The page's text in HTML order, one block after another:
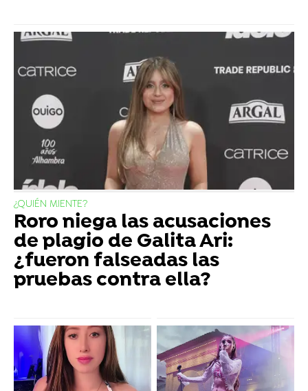
¿QUIÉN MIENTE?
Roro niega las acusaciones
de plagio de Galita Ari:
¿fueron falseadas las
pruebas contra ella?